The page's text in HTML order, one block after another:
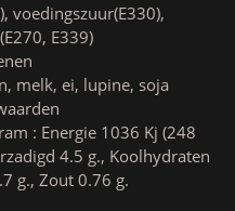
voedingszuur(E330),
E339)
melk, ei, lupine, soja
: Energie 1036 Kj (248
4.5 g., Koolhydraten
g., Zout 0.76 g.